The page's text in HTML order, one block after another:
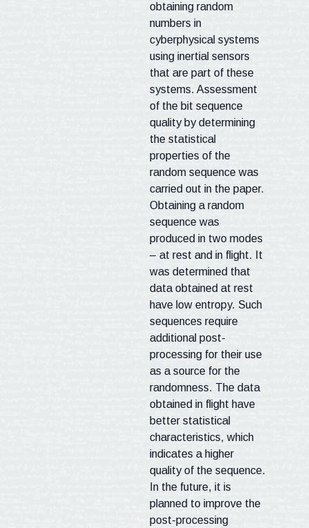
obtaining random
numbers in
cyberphysical systems
using inertial sensors
that are part of these
systems. Assessment
of the bit sequence
quality by determining
the statistical
properties of the
random sequence was
carried out in the paper.
Obtaining a random
sequence was
produced in two modes
– at rest and in flight. It
was determined that
data obtained at rest
have low entropy. Such
sequences require
additional post-
processing for their use
as a source for the
randomness. The data
obtained in flight have
better statistical
characteristics, which
indicates a higher
quality of the sequence.
In the future, it is
planned to improve the
post-processing